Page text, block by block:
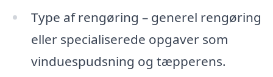
Type af rengøring – generel rengøring
eller specialiserede opgaver som
vinduespudsning og tæpperens.